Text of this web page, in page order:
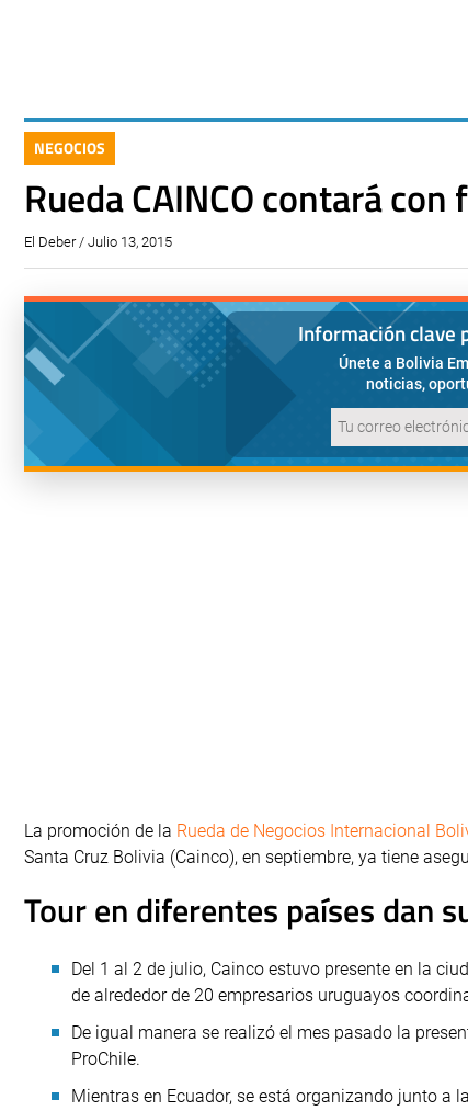
NEGOCIOS
Rueda CAINCO contará
El Deber / Julio 13, 2015
Información clave
Únete a Bolivia
noticias,
La promoción de la Rueda de Negocios Internacional
Santa Cruz Bolivia (Cainco), en septiembre, ya tiene
Tour en diferentes países dan
Del 1 al 2 de julio, Cainco estuvo presente en la
de alrededor de 20 empresarios uruguayos
De igual manera se realizó el mes pasado la
ProChile.
Mientras en Ecuador, se está organizando junto a